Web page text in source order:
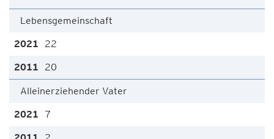
Lebensgemeinschaft
22
20
Alleinerziehender Vater
7